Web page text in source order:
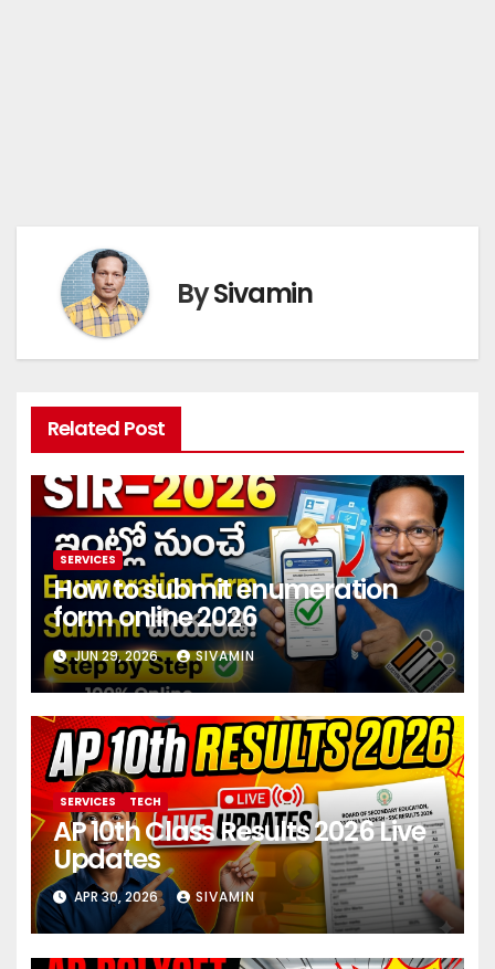
BySivamin
Related Post
SERVICES
How to submit enumeration
form online 2026
JUN 29, 2026 SIVAMIN
SERVICES TECH
AP 10th Class Results 2026 Live
Updates
APR 30, 2026 SIVAMIN